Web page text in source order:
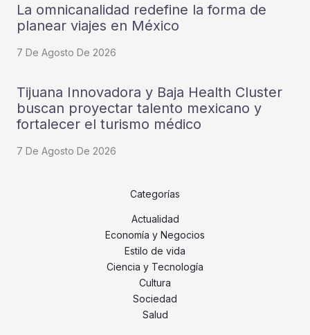
La omnicanalidad redefine la forma de
planear viajes en México
7 De Agosto De 2026
Tijuana Innovadora y Baja Health Cluster
buscan proyectar talento mexicano y
fortalecer el turismo médico
7 De Agosto De 2026
Categorías
Actualidad
Economía y Negocios
Estilo de vida
Ciencia y Tecnología
Cultura
Sociedad
Salud